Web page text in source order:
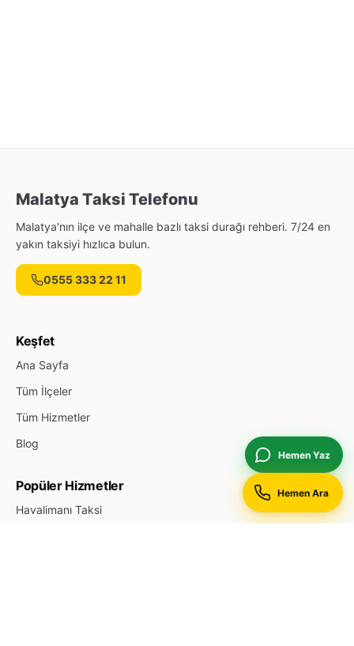
Malatya Taksi Telefonu
Malatya'nın ilçe ve mahalle bazlı taksi durağı rehberi. 7/24 en
yakın taksiyi hızlıca bulun.
0555 333 22 11
Keşfet
Ana Sayfa
Tüm İlçeler
Tüm Hizmetler
Blog
Popüler Hizmetler
Havalimanı Taksi
Hemen Yaz
Hemen Ara